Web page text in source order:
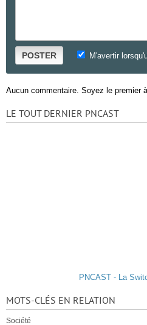
POSTER M'avertir
Aucun commentaire. Soyez le premier
LE TOUT DERNIER PNCAST
PNCAST - La
MOTS-CLÉS EN RELATION
Société